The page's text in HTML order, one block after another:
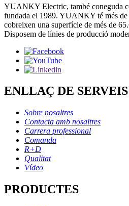
YUANKY Electric, també coneguda
fundada el 1989. YUANKY té més de
cobreixen una superfície de més de
Disposem de línies de producció
ENLLAÇ DE SERVEIS
Sobre nosaltres
Contacta amb nosaltres
Carrera professional
Comanda
R+D
Qualitat
Vídeo
PRODUCTES